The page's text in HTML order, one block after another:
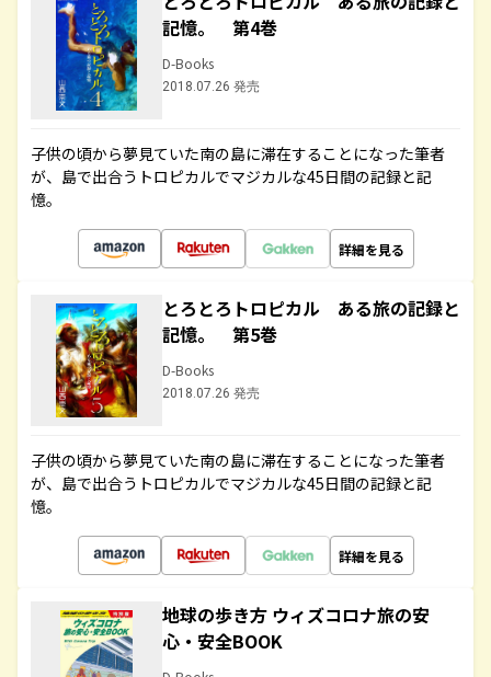
記憶。 第4巻
D-Books
2018.07.26 発売
子供の頃から夢見ていた南の島に滞在することになった筆者
が、島で出合うトロピカルでマジカルな45日間の記録と記
憶。
詳細を見る
とろとろトロピカル ある旅の記録と
記憶。 第5巻
D-Books
2018.07.26 発売
子供の頃から夢見ていた南の島に滞在することになった筆者
が、島で出合うトロピカルでマジカルな45日間の記録と記
憶。
詳細を見る
地球の歩き方 ウィズコロナ旅の安
心・安全BOOK